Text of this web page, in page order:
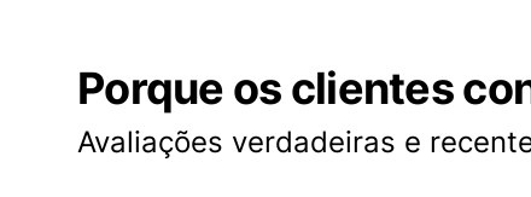
Porque os clientes
Avaliações verdadeiras e